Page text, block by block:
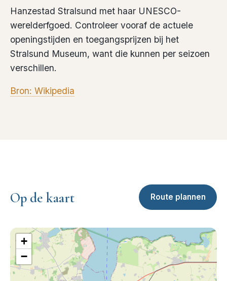
Hanzestad Stralsund met haar UNESCO-
werelderfgoed. Controleer vooraf de actuele
openingstijden en toegangsprijzen bij het
Stralsund Museum, want die kunnen per seizoen
verschillen.
Bron: Wikipedia
Op de kaart Route plannen
+
−